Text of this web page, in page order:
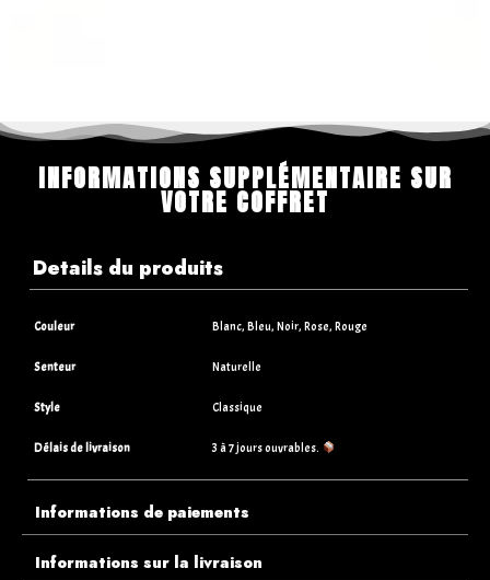
INFORMATIONS SUPPLÉMENTAIRE SUR
VOTRE COFFRET
Details du produits
Couleur Blanc, Bleu, Noir, Rose, Rouge
Senteur Naturelle
Style Classique
Délais de livraison 3 à 7 jours ouvrables.
Informations de paiements
Informations sur la livraison